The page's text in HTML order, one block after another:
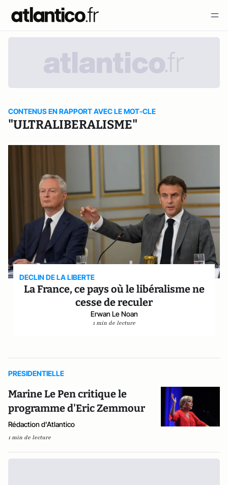
CONTENUS EN RAPPORT AVEC LE MOT-CLE
"ULTRALIBERALISME"
DECLIN DE LA LIBERTE
La France, ce pays où le libéralisme ne
cesse de reculer
Erwan Le Noan
1 min de lecture
PRESIDENTIELLE
Marine Le Pen critique le
programme d'Eric Zemmour
Rédaction d'Atlantico
1 min de lecture